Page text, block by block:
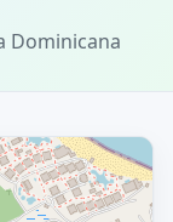
Dominicana